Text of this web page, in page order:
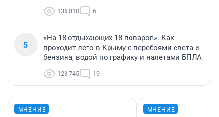
135 810 6
5
«На 18 отдыхающих 18 поваров». Как
проходит лето в Крыму с перебоями света и
бензина, водой по графику и налетами БПЛА
128 745 19
МНЕНИЕ МНЕНИЕ